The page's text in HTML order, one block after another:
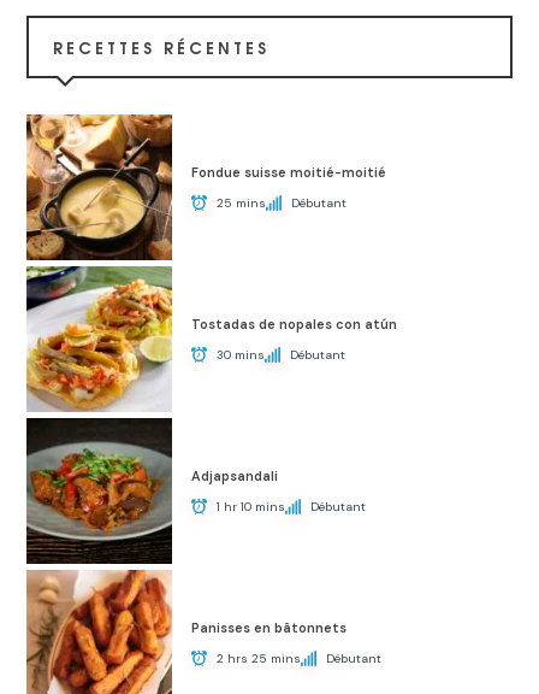
RECETTES RÉCENTES
Fondue suisse moitié-moitié
25 mins Débutant
Tostadas de nopales con atún
30 mins Débutant
Adjapsandali
1 hr 10 mins Débutant
Panisses en bâtonnets
2 hrs 25 mins Débutant